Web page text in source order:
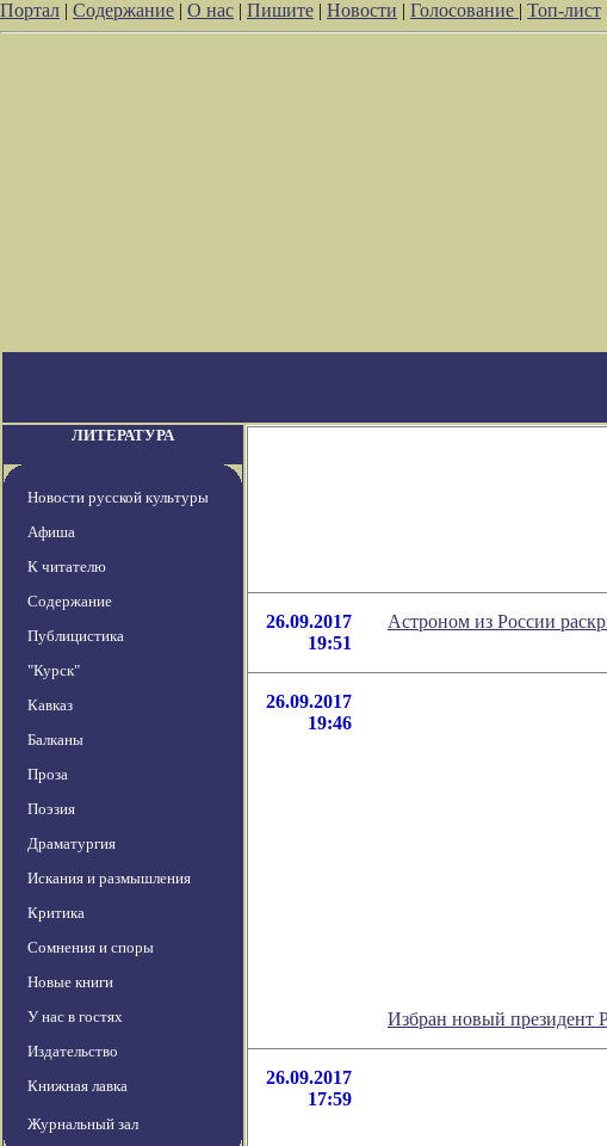
Портал | Содержание | О нас | Пишите | Новости | Голосование | Топ-лист
ЛИТЕРАТУРА
Новости русской культуры
Афиша
К читателю
Содержание
Публицистика
"Курск"
Кавказ
Балканы
Проза
Поэзия
Драматургия
Искания и размышления
Критика
Сомнения и споры
Новые книги
У нас в гостях
Издательство
Книжная лавка
Журнальный зал
26.09.2017
19:51
Астроном из России
26.09.2017
19:46
Избран новый президент
26.09.2017
17:59